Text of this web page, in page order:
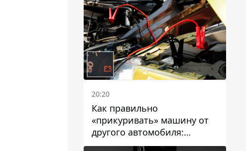
полицейских
20:20
Как правильно
«прикуривать» машину от
другого автомобиля:
инструкция для водителей